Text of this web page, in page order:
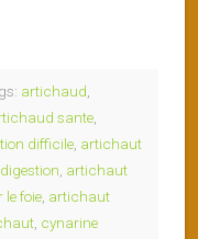
artichaud
sante
difficile artichaut
artichaut
foie artichaut
cynarine